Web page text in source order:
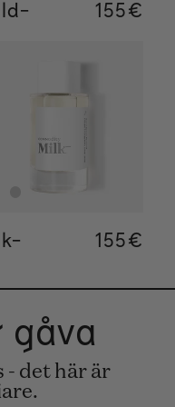
155€
155€
34€
155€
155€
34€
gåva
- det här är